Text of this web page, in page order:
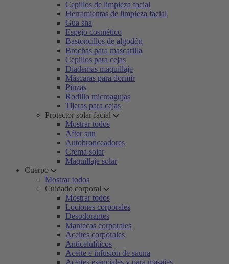
Cepillos de limpieza facial
Herramientas de limpieza facial
Gua sha
Espejo cosmético
Bastoncillos de algodón
Brochas para mascarilla
Cepillos para cejas
Diademas maquillaje
Máscaras para dormir
Pinzas
Rodillo microagujas
Tijeras para cejas
Protector solar facial
Mostrar todos
After sun
Autobronceadores
Crema solar
Maquillaje solar
Cuerpo
Mostrar todos
Cuidado corporal
Mostrar todos
Lociones corporales
Desodorantes
Mantecas corporales
Aceites corporales
Anticelulíticos
Aceite e infusión de sauna
Aceites esenciales y para masajes